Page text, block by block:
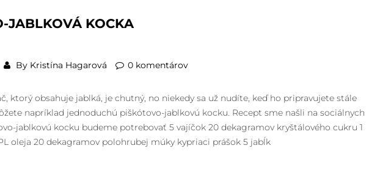
JABLKOVÁ KOCKA
By Kristína Hagarová 0 komentárov
ktorý obsahuje jablká, je chutný, no niekedy sa už nudíte, keď ho pripravujete stále
napríklad jednoduchú piškótovo-jablkovú kocku. Recept sme našli na sociálnych
jablkovú kocku budeme potrebovať 5 vajíčok 20 dekagramov kryštálového cukru 1
oleja 20 dekagramov polohrubej múky kypriaci prášok 5 jabĺk